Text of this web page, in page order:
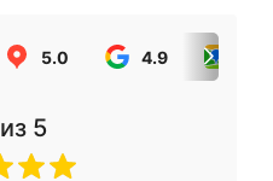
5.0 4.9
из 5